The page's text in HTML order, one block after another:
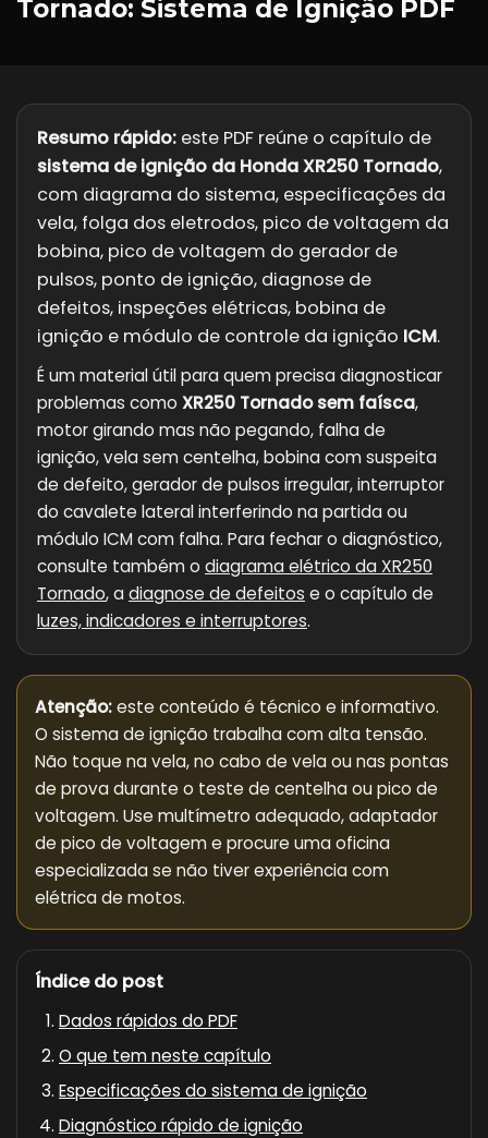
Tornado: Sistema de Ignição PDF
Resumo rápido: este PDF reúne o capítulo de
sistema de ignição da Honda XR250 Tornado,
com diagrama do sistema, especificações da
vela, folga dos eletrodos, pico de voltagem da
bobina, pico de voltagem do gerador de
pulsos, ponto de ignição, diagnose de
defeitos, inspeções elétricas, bobina de
ignição e módulo de controle da ignição ICM.
É um material útil para quem precisa diagnosticar
problemas como XR250 Tornado sem faísca,
motor girando mas não pegando, falha de
ignição, vela sem centelha, bobina com suspeita
de defeito, gerador de pulsos irregular, interruptor
do cavalete lateral interferindo na partida ou
módulo ICM com falha. Para fechar o diagnóstico,
consulte também o diagrama elétrico da XR250
Tornado, a diagnose de defeitos e o capítulo de
luzes, indicadores e interruptores.
Atenção:este conteúdo é técnico e informativo.
O sistema de ignição trabalha com alta tensão.
Não toque na vela, no cabo de vela ou nas pontas
de prova durante o teste de centelha ou pico de
voltagem. Use multímetro adequado, adaptador
de pico de voltagem e procure uma oficina
especializada se não tiver experiência com
elétrica de motos.
Índice do post
Dados rápidos do PDF
O que tem neste capítulo
Especificações do sistema de ignição
Diagnóstico rápido de ignição